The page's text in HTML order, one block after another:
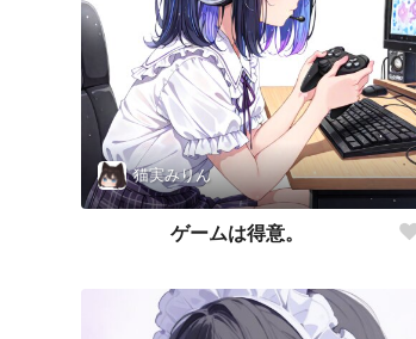
猫実みりん
ゲームは得意。